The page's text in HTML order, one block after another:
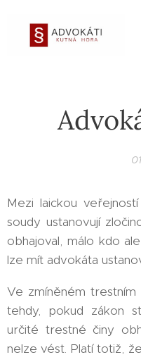
Mezi laickou
soudy ustanovují
obhajoval, málo kdo
lze mít advokáta
Ve zmíněném
tehdy, pokud zákon
určité trestné činy
nelze vést. Platí totiž,